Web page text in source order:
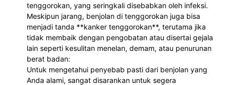
tenggorokan, yang seringkali disebabkan oleh infeksi.
Meskipun jarang, benjolan di tenggorokan juga bisa
menjadi tanda **kanker tenggorokan**, terutama jika
tidak membaik dengan pengobatan atau disertai gejala
lain seperti kesulitan menelan, demam, atau penurunan
berat badan:
Untuk mengetahui penyebab pasti dari benjolan yang
Anda alami, sangat disarankan untuk segera